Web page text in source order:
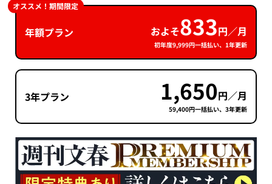
年額プラン およそ833円／月
初年度9,999円一括払い、1年更新
オススメ！期間限定
3年プラン 1,650円／月
59,400円一括払い、3年更新